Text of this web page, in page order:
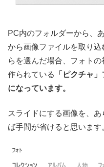
PC内のフォルダーから、
から画像ファイルを取り
らを選んだ場合、フォト
作られている
「ピクチャ
になっています。
スライドにする画像を、
ば手間が省けると思います